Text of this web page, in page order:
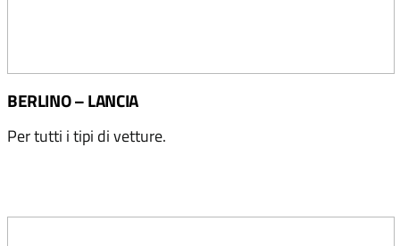
BERLINO – LANCIA
Per tutti i tipi di vetture.